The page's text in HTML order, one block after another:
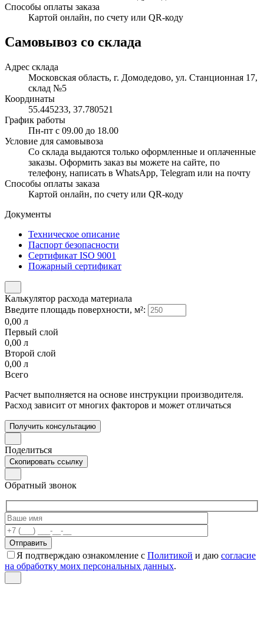
Способы оплаты заказа
Картой онлайн, по счету или QR-коду
Самовывоз со склада
Адрес склада
Московская область, г. Домодедово, ул. Станционная 17,
склад №5
Координаты
55.445233, 37.780521
График работы
Пн-пт с 09.00 до 18.00
Условие для самовывоза
Со склада выдаются только оформленные и оплаченные
заказы. Оформить заказ вы можете на сайте, по
телефону, написать в WhatsApp, Telegram или на почту
Способы оплаты заказа
Картой онлайн, по счету или QR-коду
Документы
Техническое описание
Паспорт безопасности
Сертификат ISO 9001
Пожарный сертификат
Калькулятор расхода материала
Введите площадь поверхности, м²:
0,00 л
Первый слой
0,00 л
Второй слой
0,00 л
Всего
Расчет выполняется на основе инструкции производителя.
Расход зависит от многих факторов и может отличаться
Получить консультацию
Поделиться
Скопировать ссылку
Обратный звонок
Я подтверждаю ознакомление с Политикой и даю согласие
на обработку моих персональных данных.